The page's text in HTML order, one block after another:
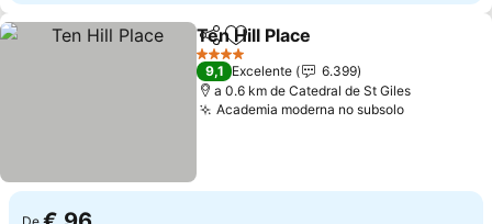
PartilharAdicionar aos favoritos
Ten Hill Place
4 Estrelas
9,1 Excelente
6.399
a 0.6 km de Catedral de St Giles
Academia moderna no subsolo
De